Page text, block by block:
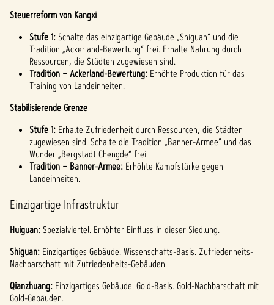
Steuerreform von Kangxi
Stufe 1: Schalte das einzigartige Gebäude „Shiguan“ und die
Tradition „Ackerland-Bewertung“ frei. Erhalte Nahrung durch
Ressourcen, die Städten zugewiesen sind.
Tradition – Ackerland-Bewertung: Erhöhte Produktion für das
Training von Landeinheiten.
Stabilisierende Grenze
Stufe 1: Erhalte Zufriedenheit durch Ressourcen, die Städten
zugewiesen sind. Schalte die Tradition „Banner-Armee“ und das
Wunder „Bergstadt Chengde“ frei.
Tradition – Banner-Armee: Erhöhte Kampfstärke gegen
Landeinheiten.
Einzigartige Infrastruktur
Huiguan: Spezialviertel. Erhöhter Einfluss in dieser Siedlung.
Shiguan: Einzigartiges Gebäude. Wissenschafts-Basis. Zufriedenheits-
Nachbarschaft mit Zufriedenheits-Gebäuden.
Qianzhuang: Einzigartiges Gebäude. Gold-Basis. Gold-Nachbarschaft mit
Gold-Gebäuden.